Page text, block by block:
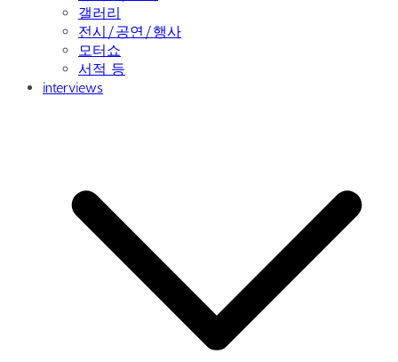
갤러리
전시/공연/행사
모터쇼
서적 등
interviews